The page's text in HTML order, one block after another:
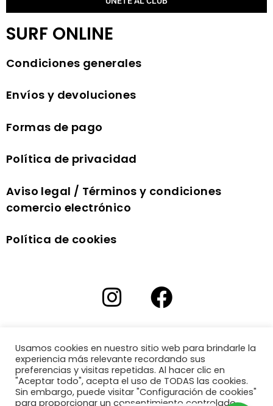
SURF ONLINE
Condiciones generales
Envíos y devoluciones
Formas de pago
Política de privacidad
Aviso legal / Términos y condiciones
comercio electrónico
Política de cookies
Usamos cookies en nuestro sitio web para brindarle la
experiencia más relevante recordando sus
preferencias y visitas repetidas. Al hacer clic en
"Aceptar todo", acepta el uso de TODAS las cookies.
Sin embargo, puede visitar "Configuración de cookies"
para proporcionar un consentimiento controlado.